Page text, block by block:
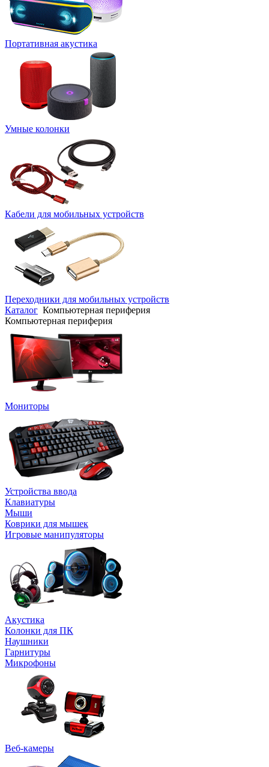
Портативная акустика
Умные колонки
Кабели для мобильных устройств
Переходники для мобильных устройств
Каталог Компьютерная периферия
Компьютерная периферия
Мониторы
Устройства ввода
Клавиатуры
Мыши
Коврики для мышек
Игровые манипуляторы
Акустика
Колонки для ПК
Наушники
Гарнитуры
Микрофоны
Веб-камеры